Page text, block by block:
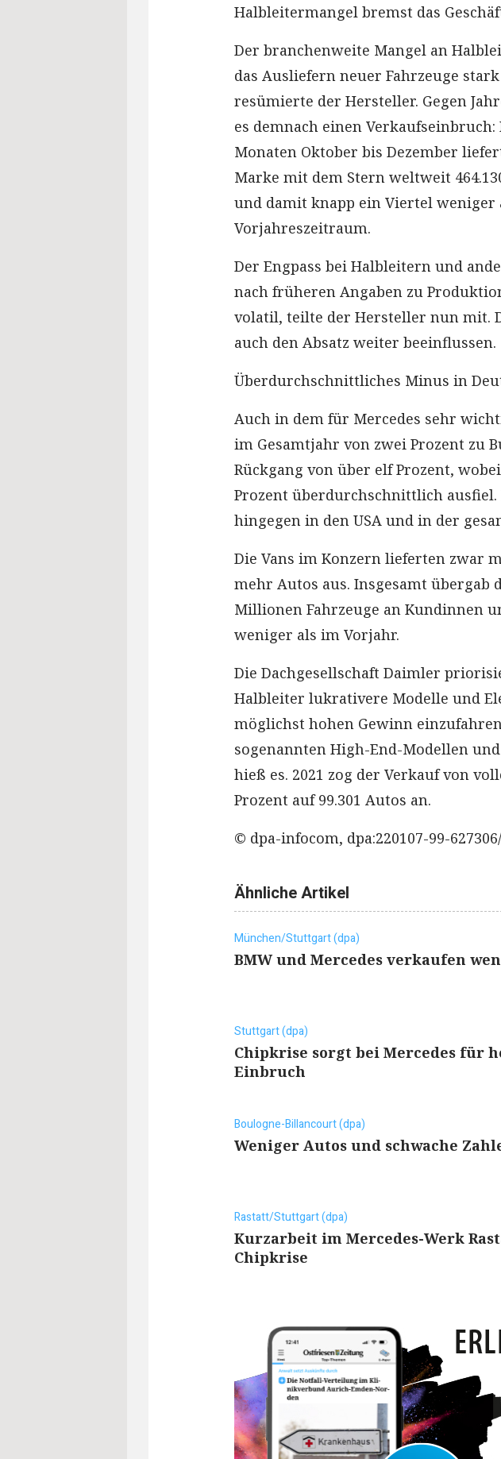
Halbleitermangel bremst das
Der branchenweite Mangel an
das Ausliefern neuer Fahrzeuge
resümierte der Hersteller. Gegen
es demnach einen Verkaufseinbruch:
Monaten Oktober bis Dezember
Marke mit dem Stern weltweit
und damit knapp ein Viertel weniger
Vorjahreszeitraum.
Der Engpass bei Halbleitern und
nach früheren Angaben zu
volatil, teilte der Hersteller nun mit.
auch den Absatz weiter beeinflussen.
Überdurchschnittliches Minus in
Auch in dem für Mercedes sehr
im Gesamtjahr von zwei Prozent zu
Rückgang von über elf Prozent,
Prozent überdurchschnittlich ausfiel.
hingegen in den USA und in der
Die Vans im Konzern lieferten zwar
mehr Autos aus. Insgesamt übergab
Millionen Fahrzeuge an Kundinnen
weniger als im Vorjahr.
Die Dachgesellschaft Daimler
Halbleiter lukrativere Modelle und
möglichst hohen Gewinn
sogenannten High-End-Modellen
hieß es. 2021 zog der Verkauf von
Prozent auf 99.301 Autos an.
© dpa-infocom, dpa:220107-99-
Ähnliche Artikel
München/Stuttgart (dpa)
BMW und Mercedes verkaufen
Stuttgart (dpa)
Chipkrise sorgt bei Mercedes für
Einbruch
Boulogne-Billancourt (dpa)
Weniger Autos und schwache
Rastatt/Stuttgart (dpa)
Kurzarbeit im Mercedes-Werk
Chipkrise